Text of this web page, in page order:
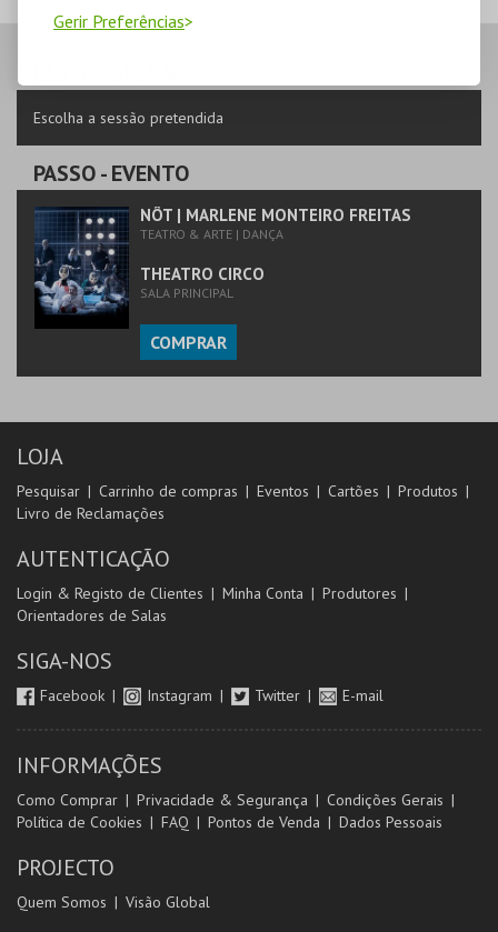
Gerir Preferências
Escolha a sessão pretendida
PASSO- EVENTO
NÔT | MARLENE MONTEIRO FREITAS
TEATRO & ARTE | DANÇA
THEATRO CIRCO
SALA PRINCIPAL
COMPRAR
LOJA
Pesquisar Carrinho de compras Eventos Cartões
Produtos
Livro de Reclamações
AUTENTICAÇÃO
Login & Registo de Clientes Minha Conta
Produtores
Orientadores de Salas
SIGA-NOS
Facebook Instagram Twitter E-mail
INFORMAÇÕES
Como Comprar Privacidade & Segurança
Condições Gerais
Política de Cookies
FAQ Pontos de Venda Dados Pessoais
PROJECTO
Quem Somos Visão Global